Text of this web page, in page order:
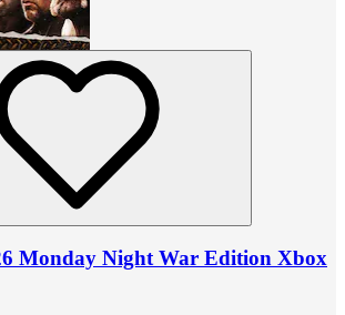
Monday Night War Edition Xbox